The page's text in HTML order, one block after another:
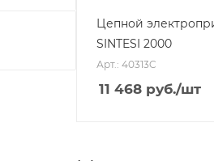
Цепной
SINTESI 2000
Арт.: 40313C
11 468 руб./шт